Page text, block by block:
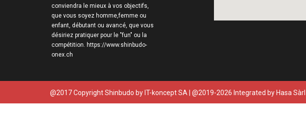
conviendra le mieux à vos objectifs,
que vous soyez homme,femme ou
enfant, débutant ou avancé, que vous
désiriez pratiquer pour le "fun" ou la
compétition. https://www.shinbudo-
onex.ch
@2017 Copyright Shinbudo by IT-koncept SA | @2019-2026 Integrated by Hasa Sàrl